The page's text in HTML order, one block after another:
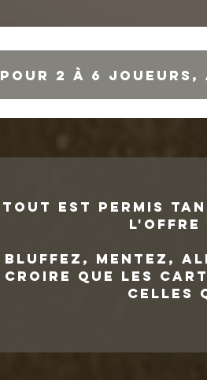
pour 2 à 6 joueurs,
Tout est permis
l'offre
Bluffez, mentez,
croire que les
celles